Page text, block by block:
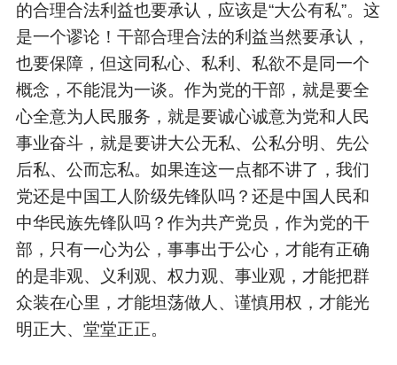
的合理合法利益也要承认，应该是“大公有私”。这
是一个谬论！干部合理合法的利益当然要承认，
也要保障，但这同私心、私利、私欲不是同一个
概念，不能混为一谈。作为党的干部，就是要全
心全意为人民服务，就是要诚心诚意为党和人民
事业奋斗，就是要讲大公无私、公私分明、先公
后私、公而忘私。如果连这一点都不讲了，我们
党还是中国工人阶级先锋队吗？还是中国人民和
中华民族先锋队吗？作为共产党员，作为党的干
部，只有一心为公，事事出于公心，才能有正确
的是非观、义利观、权力观、事业观，才能把群
众装在心里，才能坦荡做人、谨慎用权，才能光
明正大、堂堂正正。